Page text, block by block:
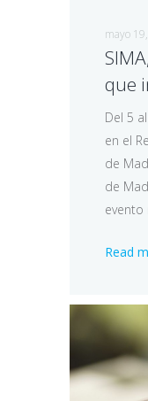
mayo
que
Del 5
en el
de
de
evento
Read